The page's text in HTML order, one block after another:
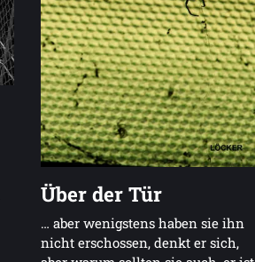
Über der Tür
… aber wenigstens haben sie ihn
nicht erschossen, denkt er sich,